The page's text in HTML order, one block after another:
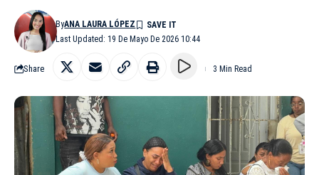
Last Updated: 19 De Mayo De 2026 10:44
ByANA LAURA LÓPEZ
Share 3 Min Read